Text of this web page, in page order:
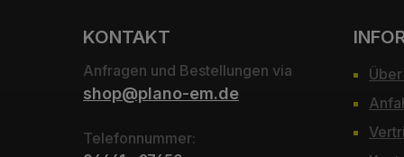
KONTAKT
Anfragen und Bestellungen via
shop@plano-em.de
Telefonnummer: